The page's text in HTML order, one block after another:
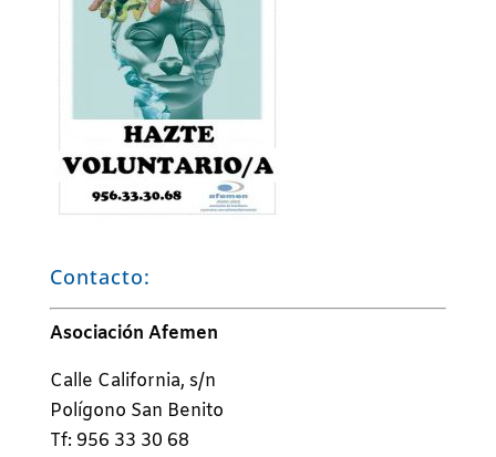
Contacto:
Asociación Afemen
Calle California, s/n
Polígono San Benito
Tf: 956 33 30 68